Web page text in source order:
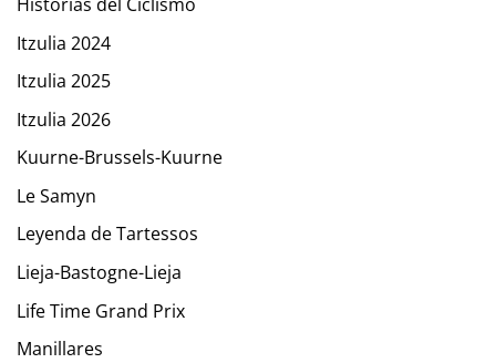
Itzulia 2024
Itzulia 2025
Itzulia 2026
Kuurne-Brussels-Kuurne
Le Samyn
Leyenda de Tartessos
Lieja-Bastogne-Lieja
Life Time Grand Prix
Manillares